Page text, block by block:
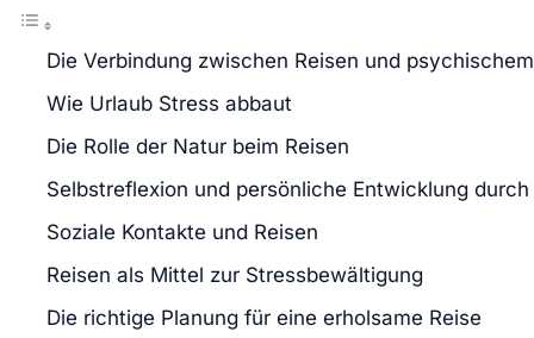
Die Verbindung zwischen Reisen und
Wie Urlaub Stress abbaut
Die Rolle der Natur beim Reisen
Selbstreflexion und persönliche Entwicklung durch
Soziale Kontakte und Reisen
Reisen als Mittel zur Stressbewältigung
Die richtige Planung für eine erholsame Reise